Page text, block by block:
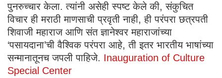
पुनरुच्चार केला. त्यांनी असेही स्पष्ट केले की, संकुचित
विचार ही मराठी माणसाची प्रवृती नाही, ही परंपरा छत्रपती
शिवाजी महाराज आणि संत ज्ञानेश्वर महाराजांच्या
‘पसायदाना’ची वैश्विक परंपरा आहे, ती इतर भारतीय भाषांच्या
सन्मानातूनच जपली पाहिजे. Inauguration of Culture
Special Center